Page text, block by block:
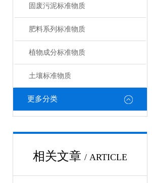
固废污泥标准物质
肥料系列标准物质
植物成分标准物质
土壤标准物质
更多分类
相关文章 / ARTICLE